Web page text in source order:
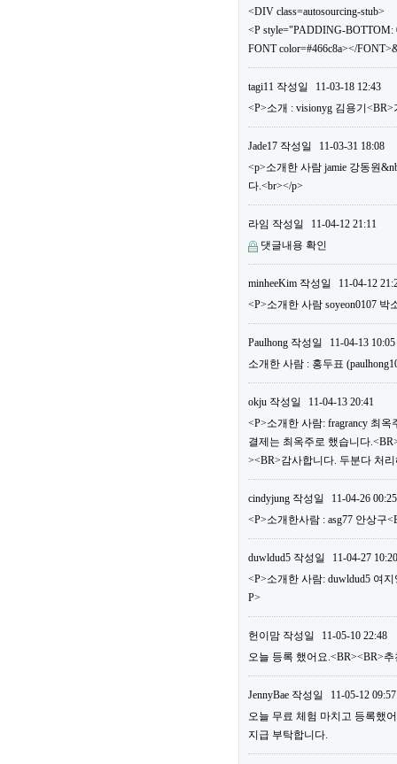
<DIV class=autosourcing-stub>
<P style="PADDING-
FONT color=#466c8a></
tagi11 작성일
11-03-18 12:43
<P>소개 : visionyg 김용기
Jade17 작성일
11-03-31 18:08
<p>소개한 사람 jamie 강동원
다.<br></p>
라임 작성일
11-04-12 21:11
댓글내용 확인
minheeKim 작성일
11-04-12
<P>소개한 사람 soyeon0107 박
Paulhong 작성일
11-04-13 10:05
소개한 사람 : 홍두표
okju 작성일
11-04-13 20:41
<P>소개한 사람: fragrancy 최
결제는 최옥주로 했습니다
><BR>감사합니다. 두분다 처
cindyjung 작성일
11-04-26 00:25
<P>소개한사람 : asg77 안상구
duwldud5 작성일
11-04-27 10:20
<P>소개한 사람: duwldud5 여
P>
헌이맘 작성일
11-05-10 22:48
오늘 등록 했어요.<BR><BR>
JennyBae 작성일
11-05-12 09:57
오늘 무료 체험 마치고 등록했
지급 부탁합니다.